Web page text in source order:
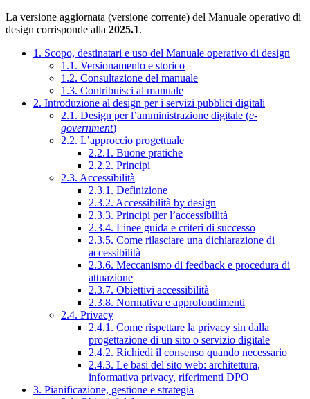
La versione aggiornata (versione corrente) del Manuale operativo di
design corrisponde alla 2025.1.
1. Scopo, destinatari e uso del Manuale operativo di design
1.1. Versionamento e storico
1.2. Consultazione del manuale
1.3. Contribuisci al manuale
2. Introduzione al design per i servizi pubblici digitali
2.1. Design per l’amministrazione digitale (e-
government)
2.2. L’approccio progettuale
2.2.1. Buone pratiche
2.2.2. Principi
2.3. Accessibilità
2.3.1. Definizione
2.3.2. Accessibilità by design
2.3.3. Principi per l’accessibilità
2.3.4. Linee guida e criteri di successo
2.3.5. Come rilasciare una dichiarazione di
accessibilità
2.3.6. Meccanismo di feedback e procedura di
attuazione
2.3.7. Obiettivi accessibilità
2.3.8. Normativa e approfondimenti
2.4. Privacy
2.4.1. Come rispettare la privacy sin dalla
progettazione di un sito o servizio digitale
2.4.2. Richiedi il consenso quando necessario
2.4.3. Le basi del sito web: architettura,
informativa privacy, riferimenti DPO
3. Pianificazione, gestione e strategia